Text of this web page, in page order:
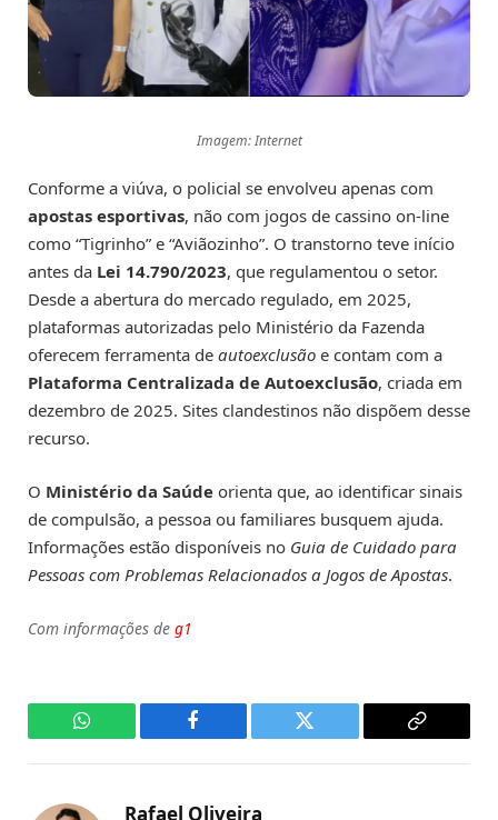
Imagem: Internet
Conforme a viúva, o policial se envolveu apenas com
apostas esportivas, não com jogos de cassino on-line
como “Tigrinho” e “Aviãozinho”. O transtorno teve início
antes da Lei 14.790/2023, que regulamentou o setor.
Desde a abertura do mercado regulado, em 2025,
plataformas autorizadas pelo Ministério da Fazenda
oferecem ferramenta de autoexclusão e contam com a
Plataforma Centralizada de Autoexclusão, criada em
dezembro de 2025. Sites clandestinos não dispõem desse
recurso.
O Ministério da Saúde orienta que, ao identificar sinais
de compulsão, a pessoa ou familiares busquem ajuda.
Informações estão disponíveis no Guia de Cuidado para
Pessoas com Problemas Relacionados a Jogos de Apostas.
Com informações de g1
WhatsApp Facebook Twitter
Copy
Rafael Oliveira